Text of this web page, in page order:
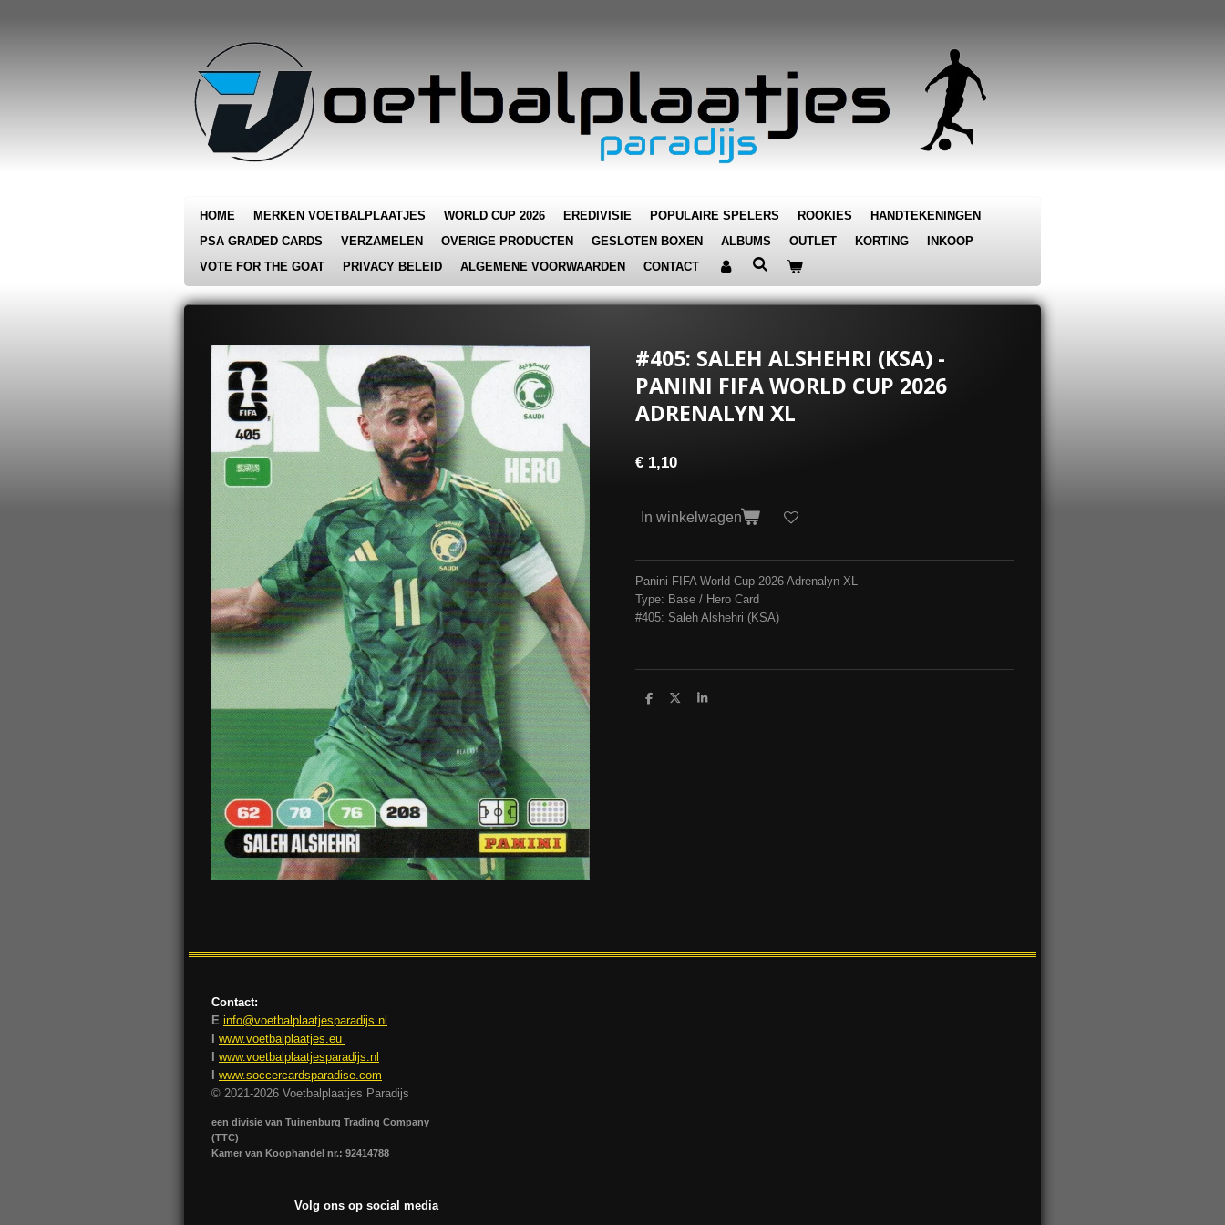
HOME MERKEN VOETBALPLAATJES WORLD CUP 2026 EREDIVISIE POPULAIRE SPELERS ROOKIES
HANDTEKENINGEN
PSA GRADED CARDS
VERZAMELEN OVERIGE PRODUCTEN GESLOTEN BOXEN ALBUMS OUTLET KORTING
INKOOP
VOTE FOR THE GOAT
PRIVACY BELEID ALGEMENE VOORWAARDEN CONTACT
#405: SALEH ALSHEHRI (KSA) -
PANINI FIFA WORLD CUP 2026
ADRENALYN XL
€ 1,10
In winkelwagen
Panini FIFA World Cup 2026 Adrenalyn XL
Type: Base / Hero Card
#405: Saleh Alshehri (KSA)
D
D
S
Contact:
E info@voetbalplaatjesparadijs.nl
I www.voetbalplaatjes.eu
I www.voetbalplaatjesparadijs.nl
I www.soccercardsparadise.com
© 2021-2026 Voetbalplaatjes Paradijs
een divisie van Tuinenburg Trading Company
(TTC)
Kamer van Koophandel nr.: 92414788
Volg ons op social media